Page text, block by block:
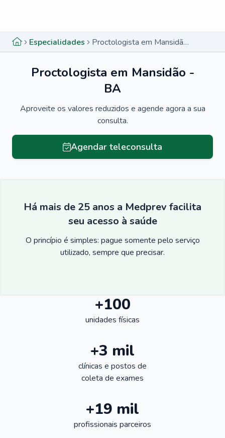
Especialidades Proctologista em Mansidão - BA
Proctologista em Mansidão -
BA
Aproveite os valores reduzidos e agende agora a sua
consulta.
Agendar teleconsulta
Há mais de 25 anos a Medprev facilita
seu acesso à saúde
O princípio é simples: pague somente pelo serviço
utilizado, sempre que precisar.
+100
unidades físicas
+3 mil
clínicas e postos de
coleta de exames
+19 mil
profissionais parceiros